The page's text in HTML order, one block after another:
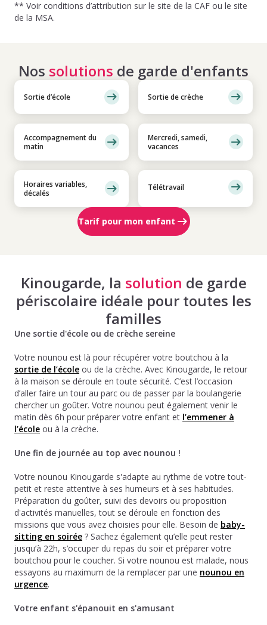
** Voir conditions d’attribution sur le site de la CAF ou le site
de la MSA.
Nos solutions de garde d'enfants
Sortie d’école Sortie de crèche
Accompagnement du
matin
Mercredi, samedi,
vacances
Horaires variables,
décalés
Télétravail
Tarif pour mon enfant
Kinougarde, la solution de garde
périscolaire idéale pour toutes les
familles
Une sortie d'école ou de crèche sereine
Votre nounou est là pour récupérer votre boutchou à la
sortie de l’école ou de la crèche. Avec Kinougarde, le retour
à la maison se déroule en toute sécurité. C’est l’occasion
d’aller faire un tour au parc ou de passer par la boulangerie
chercher un goûter. Votre nounou peut également venir le
matin dès 6h pour préparer votre enfant et l’emmener à
l’école ou à la crèche.
Une fin de journée au top avec nounou !
Votre nounou Kinougarde s'adapte au rythme de votre tout-
petit et reste attentive à ses humeurs et à ses habitudes.
Préparation du goûter, suivi des devoirs ou proposition
d'activités manuelles, tout se déroule en fonction des
missions que vous avez choisies pour elle. Besoin de baby-
sitting en soirée ? Sachez également qu’elle peut rester
jusqu’à 22h, s’occuper du repas du soir et préparer votre
boutchou pour le coucher. Si votre nounou est malade, nous
essayons au maximum de la remplacer par une nounou en
urgence.
Votre enfant s'épanouit en s'amusant